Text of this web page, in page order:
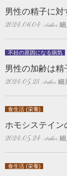
男性の精子に
2024.06.04
不妊の原因になる病気
男性の加齢は精
2024.05.28 細
食生活 (栄養)
ホモシステイン
2024.05.24
食生活 (栄養)